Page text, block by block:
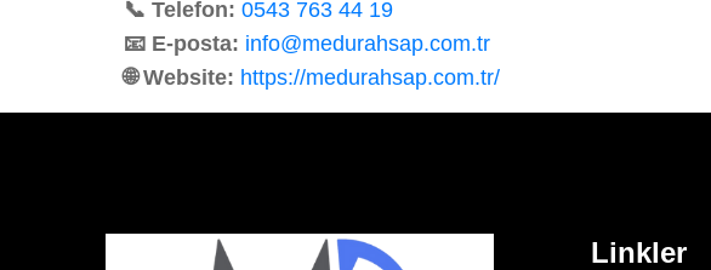
📞 Telefon: 0543 763 44 19
📧 E-posta: info@medurahsap.com.tr
🌐 Website: https://medurahsap.com.tr/
Linkler